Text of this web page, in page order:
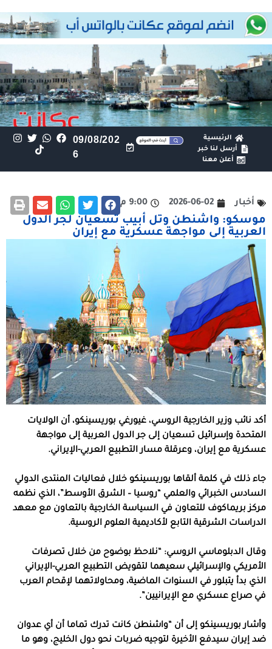
الرئيسية
أرسل لنا خبر
أعلن معنا
09/08/202
6
أخبار 2026-06-02 9:00 م
موسكو: واشنطن وتل أبيب تسعيان لجر الدول
العربية إلى مواجهة عسكرية مع إيران
أكد نائب وزير الخارجية الروسي، غيورغي بوريسينكو، أن الولايات
المتحدة وإسرائيل تسعيان إلى جر الدول العربية إلى مواجهة
عسكرية مع إيران، وعرقلة مسار التطبيع العربي-الإيراني.
جاء ذلك في كلمة ألقاها بوريسينكو خلال فعاليات المنتدى الدولي
السادس الخبرائي والعلمي “روسيا – الشرق الأوسط”، الذي نظمه
مركز بريماكوف للتعاون في السياسة الخارجية بالتعاون مع معهد
الدراسات الشرقية التابع لأكاديمية العلوم الروسية.
وقال الدبلوماسي الروسي: “نلاحظ بوضوح من خلال تصرفات
الأمريكي والإسرائيلي سعيهما لتقويض التطبيع العربي-الإيراني
الذي بدأ يتبلور في السنوات الماضية، ومحاولاتهما لإقحام العرب
في صراع عسكري مع الإيرانيين”.
وأشار بوريسينكو إلى أن “واشنطن كانت تدرك تماما أن أي عدوان
ضد إيران سيدفع الأخيرة لتوجيه ضربات نحو دول الخليج، وهو ما